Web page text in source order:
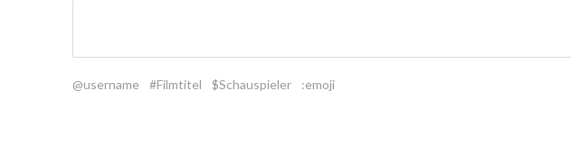
@username #Filmtitel $Schauspieler :emoji